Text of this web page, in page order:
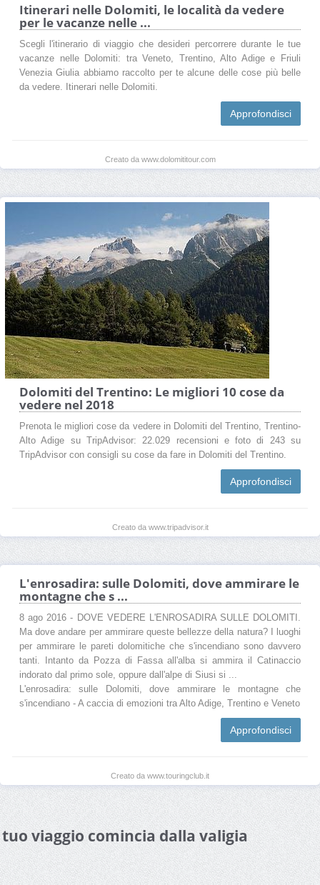
Itinerari nelle Dolomiti, le località da vedere
per le vacanze nelle ...
Scegli l'itinerario di viaggio che desideri percorrere durante le tue
vacanze nelle Dolomiti: tra Veneto, Trentino, Alto Adige e Friuli
Venezia Giulia abbiamo raccolto per te alcune delle cose più belle
da vedere. Itinerari nelle Dolomiti.
Approfondisci
Creato da www.dolomititour.com
Dolomiti del Trentino: Le migliori 10 cose da
vedere nel 2018
Prenota le migliori cose da vedere in Dolomiti del Trentino, Trentino-
Alto Adige su TripAdvisor: 22.029 recensioni e foto di 243 su
TripAdvisor con consigli su cose da fare in Dolomiti del Trentino.
Approfondisci
Creato da www.tripadvisor.it
L'enrosadira: sulle Dolomiti, dove ammirare le
montagne che s ...
8 ago 2016 - DOVE VEDERE L'ENROSADIRA SULLE DOLOMITI.
Ma dove andare per ammirare queste bellezze della natura? I luoghi
per ammirare le pareti dolomitiche che s'incendiano sono davvero
tanti. Intanto da Pozza di Fassa all'alba si ammira il Catinaccio
indorato dal primo sole, oppure dall'alpe di Siusi si ...
L'enrosadira: sulle Dolomiti, dove ammirare le montagne che
s'incendiano - A caccia di emozioni tra Alto Adige, Trentino e Veneto
Approfondisci
Creato da www.touringclub.it
viaggio comincia dalla valigia